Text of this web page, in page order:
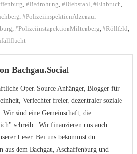
, #Bedrohung, #Diebstahl, #Einbruch,
, #PolizeiinspektionAlzenau,
, #PolizeiinstapektionMiltenberg, #Röllfeld,
Bachgau.Social
Open Source Anhänger, Blogger für
Verfechter freier, dezentraler soziale
Wir sind eine Gemeinschaft, die
schreibt. Wir finanzieren uns auch
Leser. Bei uns bekommst du
aus dem Bachgau, Aschaffenburg und